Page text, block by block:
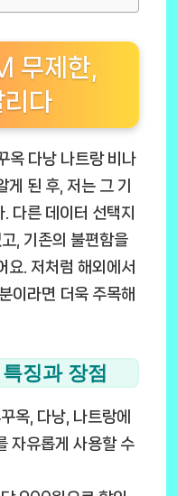
무제한,
리다
옥 다낭 나트랑 비나
된 후, 저는 그 기
다른 데이터 선택지
, 기존의 불편함을
요. 저처럼 해외에서
이라면 더욱 주목해
징과 장점
꾸옥, 다낭, 나트랑에
자유롭게 사용할 수